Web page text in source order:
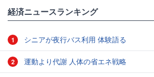
経済ニュースランキング
1 シニアが夜行バス利用 体験語る
2 運動より代謝 人体の省エネ戦略